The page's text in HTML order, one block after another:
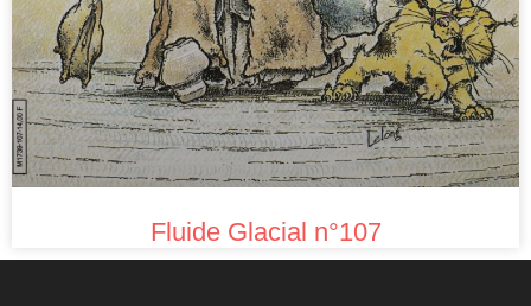
Fluide Glacial n°107